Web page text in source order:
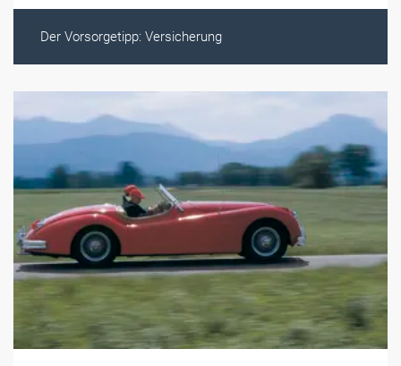
Der Vorsorgetipp: Versicherung